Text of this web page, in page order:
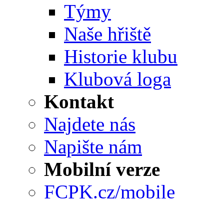
Týmy
Naše hřiště
Historie klubu
Klubová loga
Kontakt
Najdete nás
Napište nám
Mobilní verze
FCPK.cz/mobile